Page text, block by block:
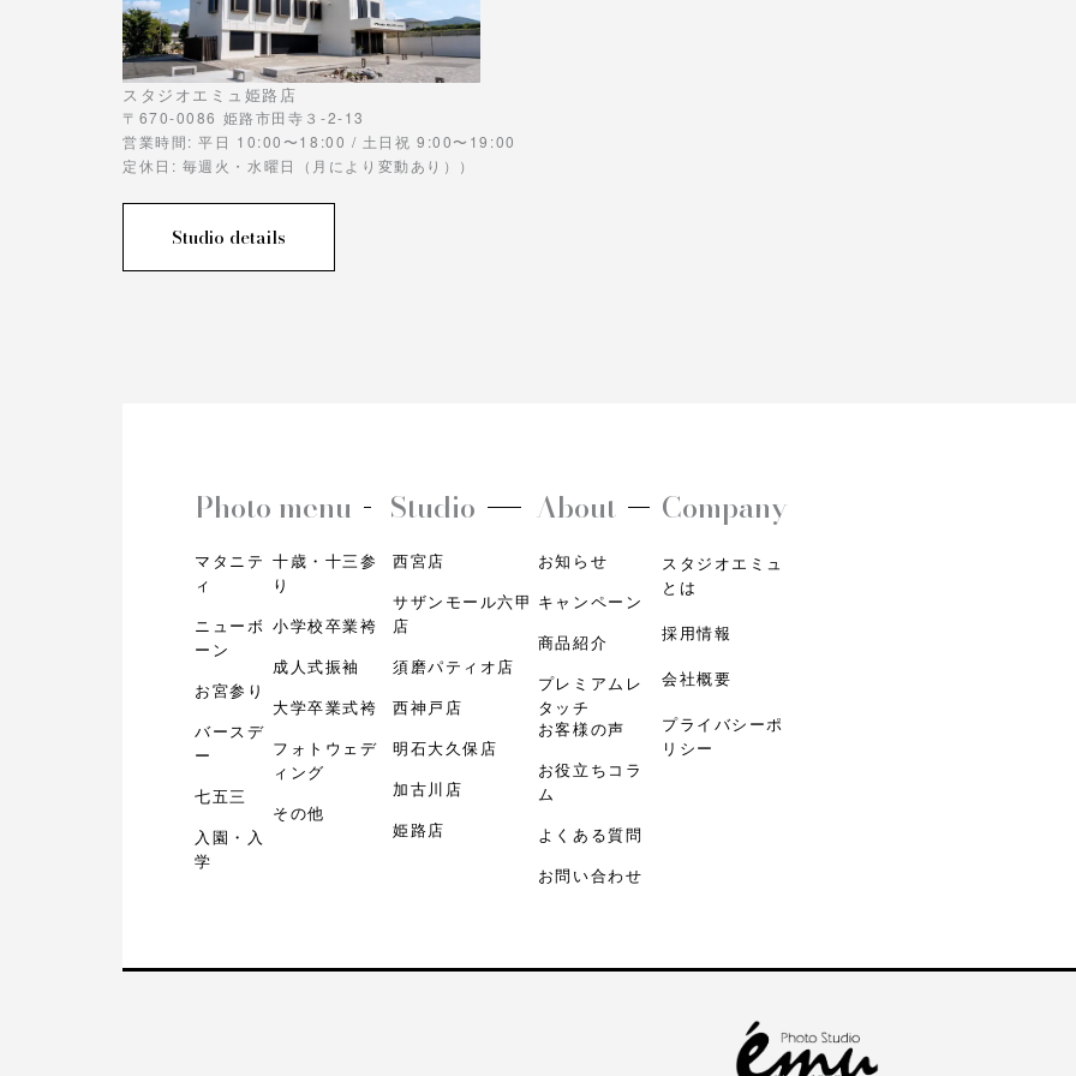
スタジオエミュ姫路店
〒670-0086 姫路市田寺３-2-13
営業時間: 平日 10:00〜18:00 / 土日祝 9:00〜19:00
定休日: 毎週火・水曜日（月により変動あり））
Studio details
Photo menu
マタニテ
ィ
ニューボ
ーン
お宮参り
バースデ
ー
七五三
入園・入
学
十歳・十三参
り
小学校卒業袴
成人式振袖
大学卒業式袴
フォトウェデ
ィング
その他
Studio
西宮店
サザンモール六甲
店
須磨パティオ店
西神戸店
明石大久保店
加古川店
姫路店
About
お知らせ
キャンペーン
商品紹介
プレミアムレ
タッチ
お客様の声
お役立ちコラ
ム
よくある質問
お問い合わせ
Company
スタジオエミュ
とは
採用情報
会社概要
プライバシーポ
リシー